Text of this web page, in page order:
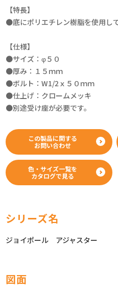
【特長】
●底にポリエチレン樹脂を使用し
【仕様】
●サイズ：φ５０
●厚み：１５ｍｍ
●ボルト：W1/2ｘ５０ｍｍ
●仕上げ：クロームメッキ
●別途受け座が必要です。
この製品に関する
お問い合わせ
色・サイズ一覧を
カタログで見る
シリーズ名
ジョイポール アジャスター
図面